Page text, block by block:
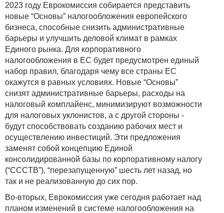
2023 году Еврокомиссия собирается представить
новые “Основы” налогообложения европейского
бизнеса, способные снизить административные
барьеры и улучшить деловой климат в рамках
Единого рынка. Для корпоративного
налогообложения в ЕС будет предусмотрен единый
набор правил, благодаря чему все страны ЕС
окажутся в равных условиях. Новые “Основы”
снизят административные барьеры, расходы на
налоговый комплайенс, минимизируют возможности
для налоговых уклонистов, а с другой стороны -
будут способствовать созданию рабочих мест и
осуществлению инвестиций. Эти предложения
заменят собой концепцию Единой
консолидированной базы по корпоративному налогу
(“CCCTB”), “перезапущенную” шесть лет назад, но
так и не реализованную до сих пор.
Во-вторых, Еврокомиссия уже сегодня работает над
планом изменений в системе налогообложения на